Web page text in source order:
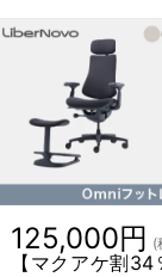
125,000円 (
【マクアケ割